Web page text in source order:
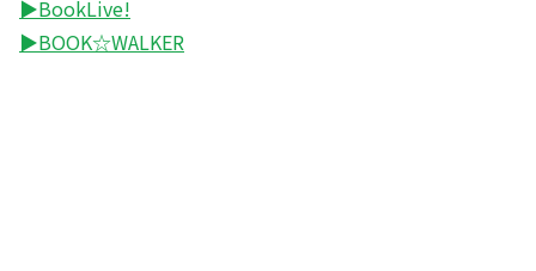
▶BookLive!
▶BOOK☆WALKER